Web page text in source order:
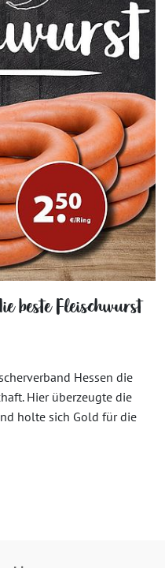
beste Fleischwurst
Hessen die
Hier überzeugte die
holte sich Gold für die